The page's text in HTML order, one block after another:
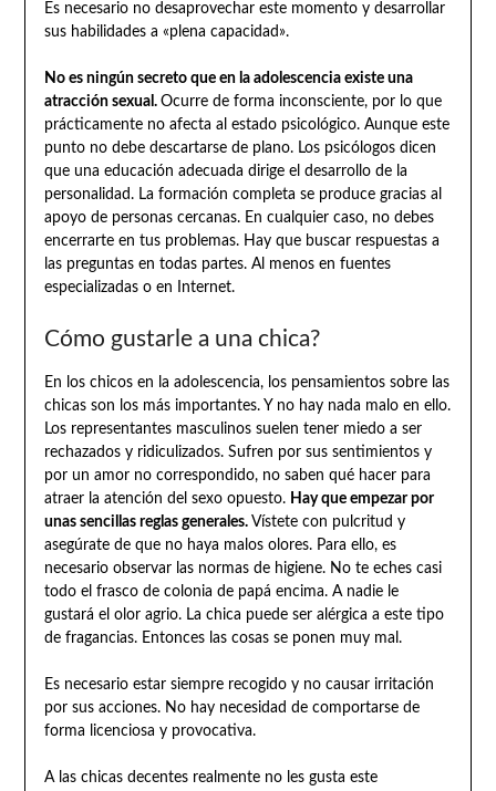
Es necesario no desaprovechar este momento y desarrollar
sus habilidades a «plena capacidad».
No es ningún secreto que en la adolescencia existe una
atracción sexual. Ocurre de forma inconsciente, por lo que
prácticamente no afecta al estado psicológico. Aunque este
punto no debe descartarse de plano. Los psicólogos dicen
que una educación adecuada dirige el desarrollo de la
personalidad. La formación completa se produce gracias al
apoyo de personas cercanas. En cualquier caso, no debes
encerrarte en tus problemas. Hay que buscar respuestas a
las preguntas en todas partes. Al menos en fuentes
especializadas o en Internet.
Cómo gustarle a una chica?
En los chicos en la adolescencia, los pensamientos sobre las
chicas son los más importantes. Y no hay nada malo en ello.
Los representantes masculinos suelen tener miedo a ser
rechazados y ridiculizados. Sufren por sus sentimientos y
por un amor no correspondido, no saben qué hacer para
atraer la atención del sexo opuesto. Hay que empezar por
unas sencillas reglas generales.Vístete con pulcritud y
asegúrate de que no haya malos olores. Para ello, es
necesario observar las normas de higiene. No te eches casi
todo el frasco de colonia de papá encima. A nadie le
gustará el olor agrio. La chica puede ser alérgica a este tipo
de fragancias. Entonces las cosas se ponen muy mal.
Es necesario estar siempre recogido y no causar irritación
por sus acciones. No hay necesidad de comportarse de
forma licenciosa y provocativa.
A las chicas decentes realmente no les gusta este